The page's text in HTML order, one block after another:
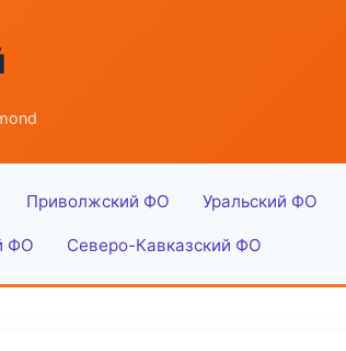
Приволжский ФО Уральский ФО
ФО Северо-Кавказский ФО